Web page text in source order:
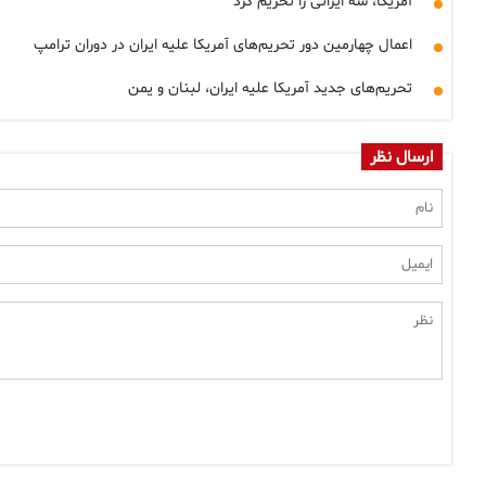
اعمال چهارمین دور تحریم‌های آمریکا علیه ایران در دوران ترامپ
تحریم‌های جدید آمریکا علیه ایران، لبنان و یمن
ارسال نظر